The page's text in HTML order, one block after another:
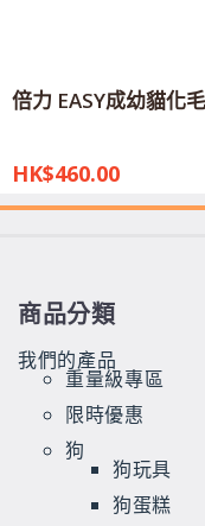
倍力 EASY成幼貓化
HK$460.00
商品分類
我們的產品
重量級專區
限時優惠
狗
狗玩具
狗蛋糕